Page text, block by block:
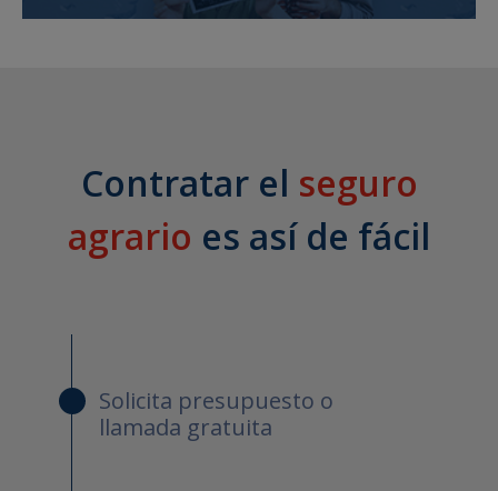
Contratar el seguro
agrario es así de fácil
Solicita presupuesto o
llamada gratuita